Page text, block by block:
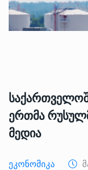
ერთმა
მედია
Ეკონომიკა